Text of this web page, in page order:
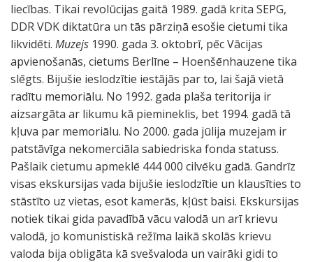
liecības. Tikai revolūcijas gaitā 1989. gadā krita SEPG,
DDR VDK diktatūra un tās pārziņā esošie cietumi tika
likvidēti. Muzejs 1990. gada 3. oktobrī, pēc Vācijas
apvienošanās, cietums Berlīne – Hoenšēnhauzene tika
slēgts. Bijušie ieslodzītie iestājās par to, lai šajā vietā
radītu memoriālu. No 1992. gada plaša teritorija ir
aizsargāta ar likumu kā piemineklis, bet 1994. gadā tā
kļuva par memoriālu. No 2000. gada jūlija muzejam ir
patstāvīga nekomerciāla sabiedriska fonda statuss.
Pašlaik cietumu apmeklē 444 000 cilvēku gadā. Gandrīz
visas ekskursijas vada bijušie ieslodzītie un klausīties to
stāstīto uz vietas, esot kamerās, kļūst baisi. Ekskursijas
notiek tikai gida pavadībā vācu valodā un arī krievu
valodā, jo komunistiskā režīma laikā skolās krievu
valoda bija obligāta kā svešvaloda un vairāki gidi to